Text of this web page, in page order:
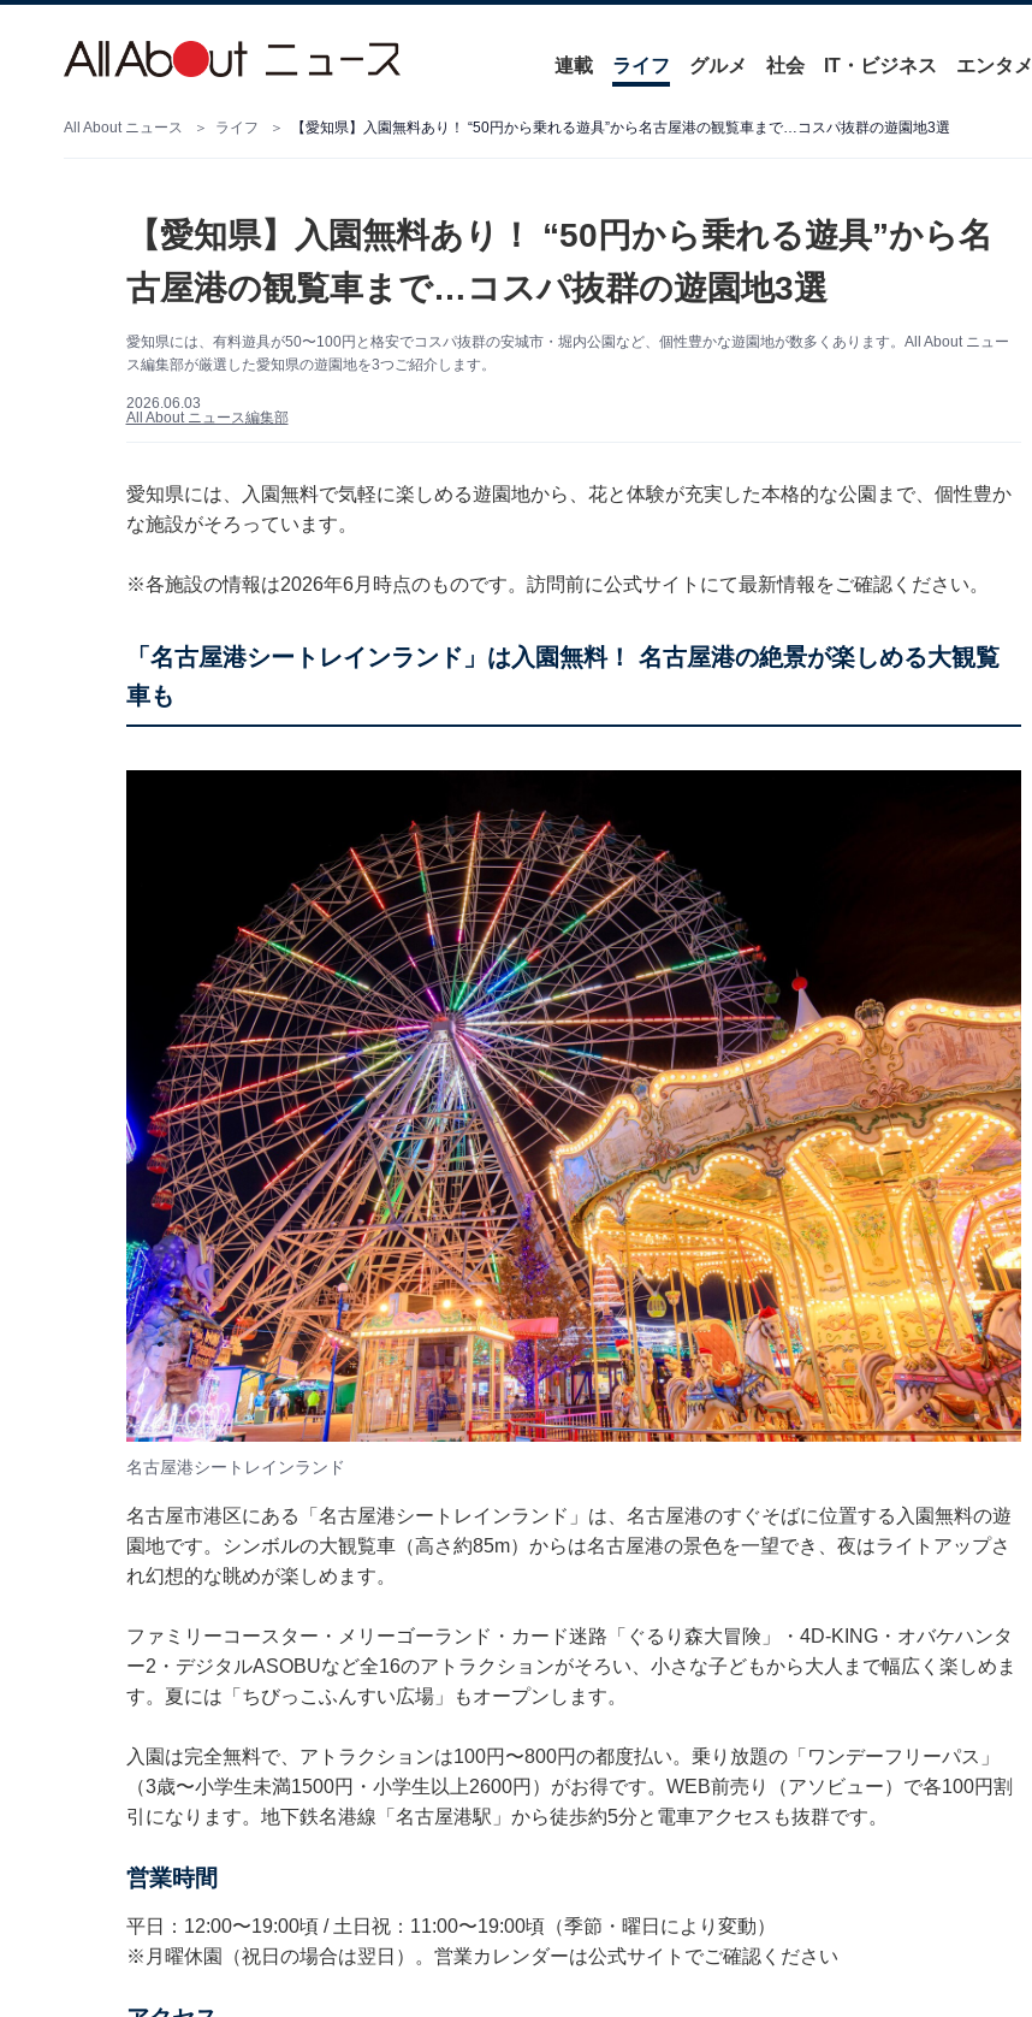
連載 ライフ グルメ 社会 IT・ビジネス エンタメ
All About ニュース ライフ 【愛知県】入園無料あり！ “50円から乗れる遊具”から名古屋港の観覧車まで…コスパ抜群の遊園地3選
【愛知県】入園無料あり！ “50円から乗れる遊具”から名
古屋港の観覧車まで…コスパ抜群の遊園地3選
愛知県には、有料遊具が50〜100円と格安でコスパ抜群の安城市・堀内公園など、個性豊かな遊園地が数多くあります。All About ニュー
ス編集部が厳選した愛知県の遊園地を3つご紹介します。
2026.06.03
All About ニュース編集部
愛知県には、入園無料で気軽に楽しめる遊園地から、花と体験が充実した本格的な公園まで、個性豊か
な施設がそろっています。
※各施設の情報は2026年6月時点のものです。訪問前に公式サイトにて最新情報をご確認ください。
「名古屋港シートレインランド」は入園無料！ 名古屋港の絶景が楽しめる大観覧
車も
名古屋港シートレインランド
名古屋市港区にある「名古屋港シートレインランド」は、名古屋港のすぐそばに位置する入園無料の遊
園地です。シンボルの大観覧車（高さ約85m）からは名古屋港の景色を一望でき、夜はライトアップさ
れ幻想的な眺めが楽しめます。
ファミリーコースター・メリーゴーランド・カード迷路「ぐるり森大冒険」・4D-KING・オバケハンタ
ー2・デジタルASOBUなど全16のアトラクションがそろい、小さな子どもから大人まで幅広く楽しめま
す。夏には「ちびっこふんすい広場」もオープンします。
入園は完全無料で、アトラクションは100円〜800円の都度払い。乗り放題の「ワンデーフリーパス」
（3歳〜小学生未満1500円・小学生以上2600円）がお得です。WEB前売り（アソビュー）で各100円割
引になります。地下鉄名港線「名古屋港駅」から徒歩約5分と電車アクセスも抜群です。
営業時間
平日：12:00〜19:00頃 / 土日祝：11:00〜19:00頃（季節・曜日により変動）
※月曜休園（祝日の場合は翌日）。営業カレンダーは公式サイトでご確認ください